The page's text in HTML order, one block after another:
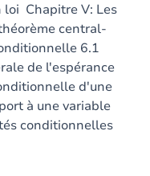
loi Chapitre V: Les
central-
6.1
de l'espérance
d'une
à une variable
conditionnelles